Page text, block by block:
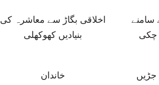
سامنے
چکی
اخلاقی بگاڑ سے معاشرہ کی
بنیادیں کھوکھلی
جڑیں
خاندان